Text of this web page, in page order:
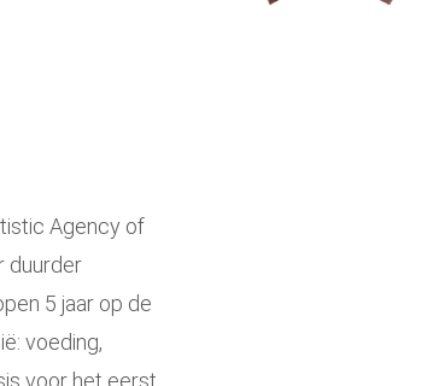
Agency of
duurder
5 jaar op de
voeding,
voor het eerst